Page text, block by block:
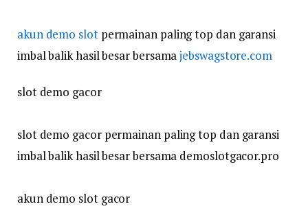
akun demo slotpermainan paling top dan garansi
imbal balik hasil besar bersamajebswagstore.com
slot demo gacor
slot demo gacor permainan paling top dan garansi
imbal balik hasil besar bersama demoslotgacor.pro
akun demo slot gacor